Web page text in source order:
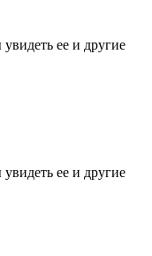
ее и другие
ее и другие